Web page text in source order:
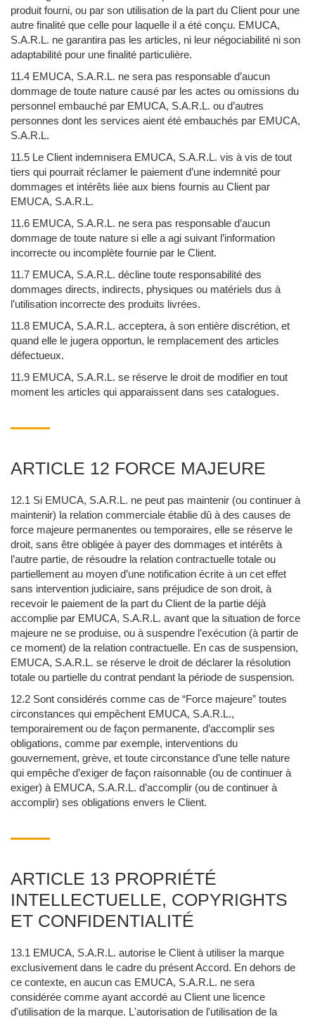
produit fourni, ou par son utilisation de la part du Client pour une
autre finalité que celle pour laquelle il a été conçu. EMUCA,
S.A.R.L. ne garantira pas les articles, ni leur négociabilité ni son
adaptabilité pour une finalité particulière.
11.4 EMUCA, S.A.R.L. ne sera pas responsable d’aucun
dommage de toute nature causé par les actes ou omissions du
personnel embauché par EMUCA, S.A.R.L. ou d’autres
personnes dont les services aient été embauchés par EMUCA,
S.A.R.L.
11.5 Le Client indemnisera EMUCA, S.A.R.L. vis à vis de tout
tiers qui pourrait réclamer le paiement d’une indemnité pour
dommages et intérêts liée aux biens fournis au Client par
EMUCA, S.A.R.L.
11.6 EMUCA, S.A.R.L. ne sera pas responsable d’aucun
dommage de toute nature si elle a agi suivant l’information
incorrecte ou incomplète fournie par le Client.
11.7 EMUCA, S.A.R.L. décline toute responsabilité des
dommages directs, indirects, physiques ou matériels dus à
l’utilisation incorrecte des produits livrées.
11.8 EMUCA, S.A.R.L. acceptera, à son entière discrétion, et
quand elle le jugera opportun, le remplacement des articles
défectueux.
11.9 EMUCA, S.A.R.L. se réserve le droit de modifier en tout
moment les articles qui apparaissent dans ses catalogues.
ARTICLE 12 FORCE MAJEURE
12.1 Si EMUCA, S.A.R.L. ne peut pas maintenir (ou continuer à
maintenir) la relation commerciale établie dû à des causes de
force majeure permanentes ou temporaires, elle se réserve le
droit, sans être obligée à payer des dommages et intérêts à
l’autre partie, de résoudre la relation contractuelle totale ou
partiellement au moyen d’une notification écrite à un cet effet
sans intervention judiciaire, sans préjudice de son droit, à
recevoir le paiement de la part du Client de la partie déjà
accomplie par EMUCA, S.A.R.L. avant que la situation de force
majeure ne se produise, ou à suspendre l’exécution (à partir de
ce moment) de la relation contractuelle. En cas de suspension,
EMUCA, S.A.R.L. se réserve le droit de déclarer la résolution
totale ou partielle du contrat pendant la période de suspension.
12.2 Sont considérés comme cas de “Force majeure” toutes
circonstances qui empêchent EMUCA, S.A.R.L.,
temporairement ou de façon permanente, d’accomplir ses
obligations, comme par exemple, interventions du
gouvernement, grève, et toute circonstance d’une telle nature
qui empêche d’exiger de façon raisonnable (ou de continuer à
exiger) à EMUCA, S.A.R.L. d’accomplir (ou de continuer à
accomplir) ses obligations envers le Client.
ARTICLE 13 PROPRIÉTÉ
INTELLECTUELLE, COPYRIGHTS
ET CONFIDENTIALITÉ
13.1 EMUCA, S.A.R.L. autorise le Client à utiliser la marque
exclusivement dans le cadre du présent Accord. En dehors de
ce contexte, en aucun cas EMUCA, S.A.R.L. ne sera
considérée comme ayant accordé au Client une licence
d'utilisation de la marque. L'autorisation de l'utilisation de la